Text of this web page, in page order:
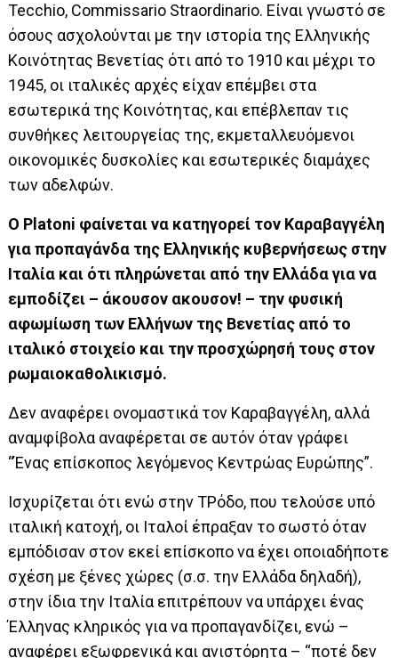
Tecchio, Commissario Straordinario. Είναι γνωστό σε
όσους ασχολούνται με την ιστορία της Ελληνικής
Κοινότητας Βενετίας ότι από το 1910 και μέχρι το
1945, οι ιταλικές αρχές είχαν επέμβει στα
εσωτερικά της Κοινότητας, και επέβλεπαν τις
συνθήκες λειτουργείας της, εκμεταλλευόμενοι
οικονομικές δυσκολίες και εσωτερικές διαμάχες
των αδελφών.
Ο Platoni φαίνεται να κατηγορεί τον Καραβαγγέλη
για προπαγάνδα της Ελληνικής κυβερνήσεως στην
Ιταλία και ότι πληρώνεται από την Ελλάδα για να
εμποδίζει – άκουσον ακουσον! – την φυσική
αφωμίωση των Ελλήνων της Βενετίας από το
ιταλικό στοιχείο και την προσχώρησή τους στον
ρωμαιοκαθολικισμό.
Δεν αναφέρει ονομαστικά τον Καραβαγγέλη, αλλά
αναμφίβολα αναφέρεται σε αυτόν όταν γράφει
“Ένας επίσκοπος λεγόμενος Κεντρώας Ευρώπης”.
Ισχυρίζεται ότι ενώ στην ΤΡόδο, που τελούσε υπό
ιταλική κατοχή, οι Ιταλοί έπραξαν το σωστό όταν
εμπόδισαν στον εκεί επίσκοπο να έχει οποιαδήποτε
σχέση με ξένες χώρες (σ.σ. την Ελλάδα δηλαδή),
στην ίδια την Ιταλία επιτρέπουν να υπάρχει ένας
Έλληνας κληρικός για να προπαγανδίζει, ενώ –
αναφέρει εξωφρενικά και ανιστόρητα – “ποτέ δεν